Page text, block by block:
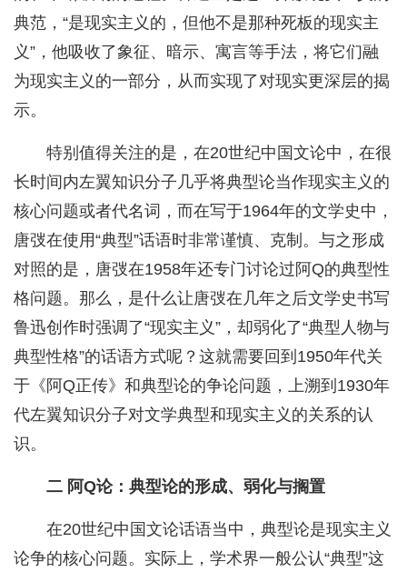
典范，“是现实主义的，但他不是那种死板的现实主
义”，他吸收了象征、暗示、寓言等手法，将它们融
为现实主义的一部分，从而实现了对现实更深层的揭
示。
特别值得关注的是，在20世纪中国文论中，在很
长时间内左翼知识分子几乎将典型论当作现实主义的
核心问题或者代名词，而在写于1964年的文学史中，
唐弢在使用“典型”话语时非常谨慎、克制。与之形成
对照的是，唐弢在1958年还专门讨论过阿Q的典型性
格问题。那么，是什么让唐弢在几年之后文学史书写
鲁迅创作时强调了“现实主义”，却弱化了“典型人物与
典型性格”的话语方式呢？这就需要回到1950年代关
于《阿Q正传》和典型论的争论问题，上溯到1930年
代左翼知识分子对文学典型和现实主义的关系的认
识。
二 阿Q论：典型论的形成、弱化与搁置
在20世纪中国文论话语当中，典型论是现实主义
论争的核心问题。实际上，学术界一般公认“典型”这